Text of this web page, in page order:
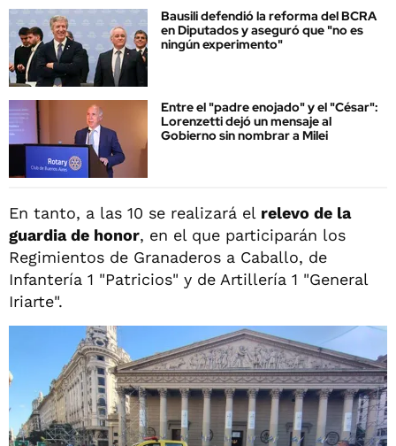
Bausili defendió la reforma del BCRA
en Diputados y aseguró que "no es
ningún experimento"
Entre el "padre enojado" y el "César":
Lorenzetti dejó un mensaje al
Gobierno sin nombrar a Milei
En tanto, a las 10 se realizará el relevo de la
guardia de honor, en el que participarán los
Regimientos de Granaderos a Caballo, de
Infantería 1 "Patricios" y de Artillería 1 "General
Iriarte".